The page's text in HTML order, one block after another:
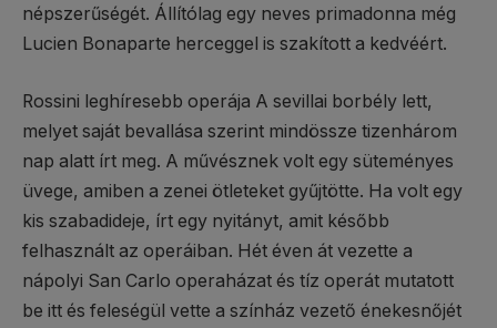
népszerűségét. Állítólag egy neves primadonna még
Lucien Bonaparte herceggel is szakított a kedvéért.
Rossini leghíresebb operája A sevillai borbély lett,
melyet saját bevallása szerint mindössze tizenhárom
nap alatt írt meg. A művésznek volt egy süteményes
üvege, amiben a zenei ötleteket gyűjtötte. Ha volt egy
kis szabadideje, írt egy nyitányt, amit később
felhasznált az operáiban. Hét éven át vezette a
nápolyi San Carlo operaházat és tíz operát mutatott
be itt és feleségül vette a színház vezető énekesnőjét